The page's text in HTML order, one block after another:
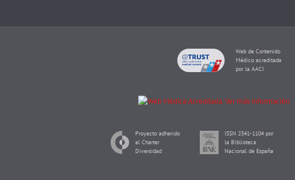
Web de Contenido
Médico acreditada
por la AACI
Proyecto adherido
al Charter
Diversidad
ISSN 2341-1104 por
la Biblioteca
Nacional de España